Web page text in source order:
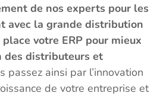
de nos experts pour les
avec la grande distribution
votre ERP pour mieux
des distributeurs et
passez ainsi par l’innovation
de votre entreprise et